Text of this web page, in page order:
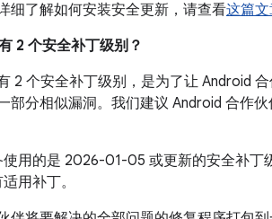
细了解如何安装安全更新，请查看这篇
2 个安全补丁级别？
2 个安全补丁级别，是为了让 Android
部分相似漏洞。我们建议 Android 合作
用的是 2026-01-05 或更新的安全补丁
用补丁。